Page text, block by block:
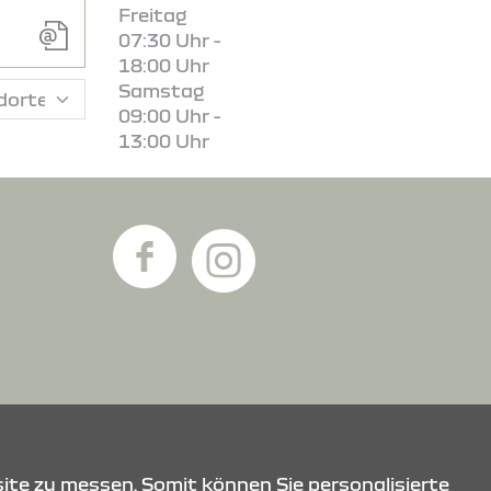
Freitag
07:30 Uhr -
18:00 Uhr
Samstag
09:00 Uhr -
13:00 Uhr
zu messen. Somit können Sie personalisierte